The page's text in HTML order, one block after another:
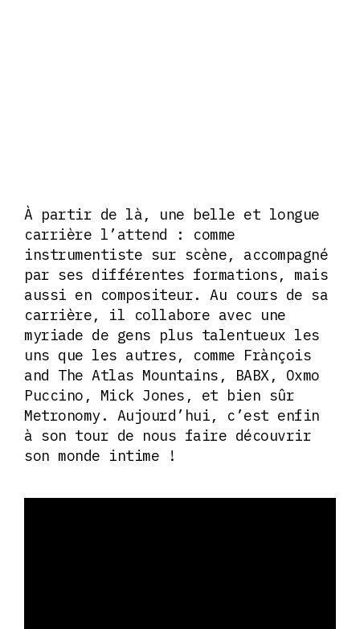
À partir de là, une belle et longue
carrière l’attend : comme
instrumentiste sur scène, accompagné
par ses différentes formations, mais
aussi en compositeur. Au cours de sa
carrière, il collabore avec une
myriade de gens plus talentueux les
uns que les autres, comme Frànçois
and The Atlas Mountains, BABX, Oxmo
Puccino, Mick Jones, et bien sûr
Metronomy. Aujourd’hui, c’est enfin
à son tour de nous faire découvrir
son monde intime !